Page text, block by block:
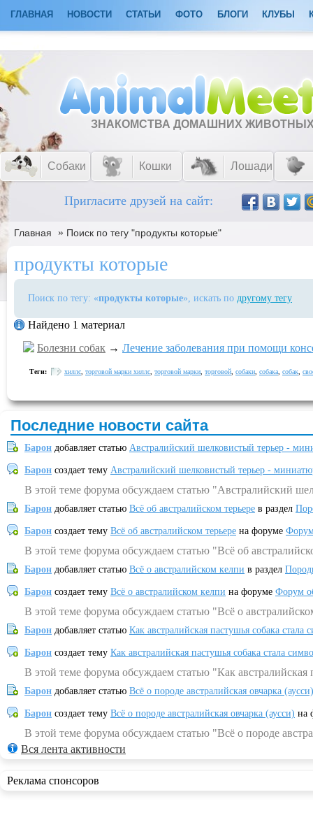
ГЛАВНАЯ НОВОСТИ СТАТЬИ ФОТО БЛОГИ КЛУБЫ
ЗНАКОМСТВА ДОМАШНИХ
Собаки Кошки Лошади
Пригласите друзей на сайт:
Главная » Поиск по тегу "продукты которые"
продукты которые
Поиск по тегу: «продукты которые», искать по другому тегу
Найдено 1 материал
Болезни собак → Лечение заболевания при помощи
Теги: хиллс торговой марки хиллс торговой марки торговой собаки собака собак
Последние новости сайта
Барон добавляет статью Австралийский шелковистый терьер -
Барон создает тему Австралийский шелковистый терьер -
В этой теме форума обсуждаем статью "Австралийский
Барон добавляет статью Всё об австралийском терьере в раздел
Барон создает тему Всё об австралийском терьере на форуме
В этой теме форума обсуждаем статью "Всё об
Барон добавляет статью Всё о австралийском келпи в раздел
Барон создает тему Всё о австралийском келпи на форуме Форум
В этой теме форума обсуждаем статью "Всё о
Барон добавляет статью Как австралийская пастушья собака
Барон создает тему Как австралийская пастушья собака стала
В этой теме форума обсуждаем статью "Как
Барон добавляет статью Всё о породе австралийская овчарка (аусси)
Барон создает тему Всё о породе австралийская овчарка (аусси) на
В этой теме форума обсуждаем статью "Всё о породе
Вся лента активности
Реклама спонсоров